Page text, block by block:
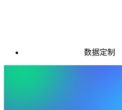
数据定制